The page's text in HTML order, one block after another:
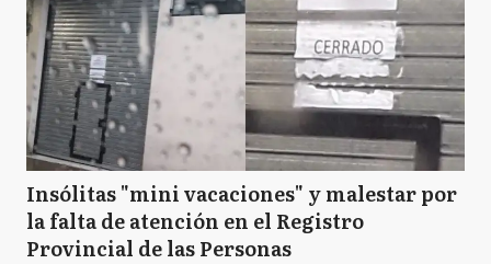
Insólitas "mini vacaciones" y malestar por
la falta de atención en el Registro
Provincial de las Personas